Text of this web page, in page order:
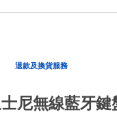
退款及換貨服務
尼無線藍牙